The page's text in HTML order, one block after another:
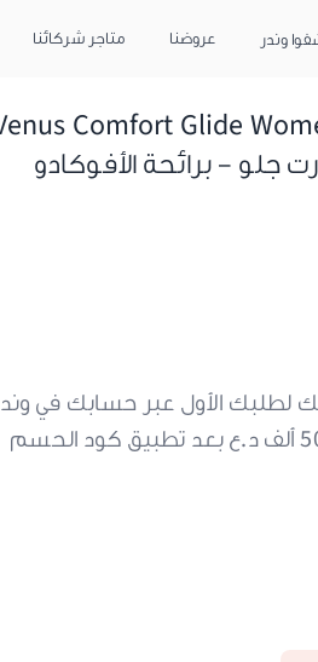
متاجر شركائنا عروضنا وندر
– برائحة الأفوكادو
الأول عبر حسابك في